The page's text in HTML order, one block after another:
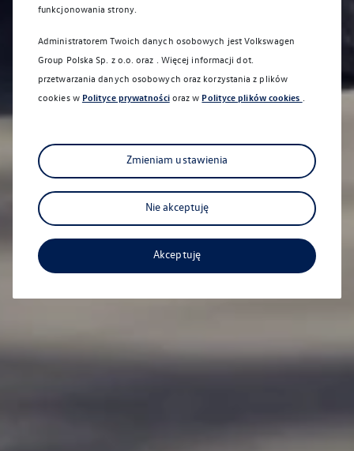
funkcjonowania strony.
Administratorem Twoich danych osobowych jest Volkswagen
Group Polska Sp. z o.o. oraz
. Więcej informacji dot.
przetwarzania danych osobowych oraz korzystania z plików
cookies w Polityce prywatnościoraz w Polityce plików cookies
Zmieniam ustawienia
Nie akceptuję
Akceptuję